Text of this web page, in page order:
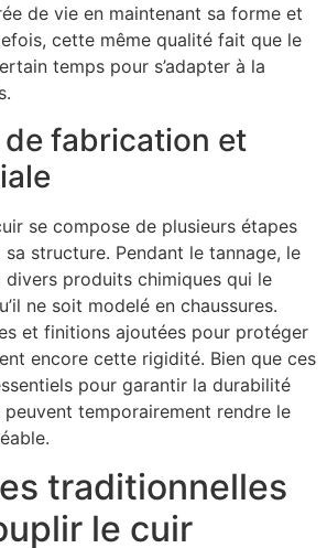
de vie en maintenant sa forme et
cette même qualité fait que le
temps pour s’adapter à la
de fabrication et
se compose de plusieurs étapes
structure. Pendant le tannage, le
produits chimiques qui le
ne soit modelé en chaussures.
et finitions ajoutées pour protéger
encore cette rigidité. Bien que ces
pour garantir la durabilité
peuvent temporairement rendre le
traditionnelles
le cuir